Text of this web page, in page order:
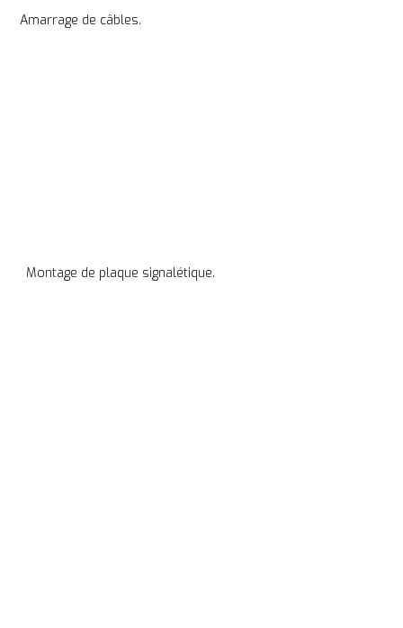
Amarrage de câbles.
Montage de plaque signalétique.